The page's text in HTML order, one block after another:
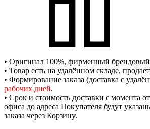
• Оригинал 100%, фирменный брендовый
• Товар есть на удалённом складе,
• Формирование заказа (доставка с
рабочих дней.
• Срок и стоимость доставки с момента
офиса до адреса Покупателя будут
заказа через Корзину.